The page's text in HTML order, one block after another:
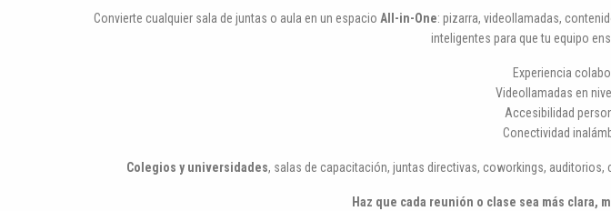
Convierte cualquier sala de juntas o aula en un espacio All-in-One: pizarra, videollamadas,
inteligentes para que tu equipo
Experiencia
Videollamadas en
Accesibilidad
Conectividad
Colegios y universidades, salas de capacitación, juntas directivas, coworkings,
Haz que cada reunión o clase sea más clara,